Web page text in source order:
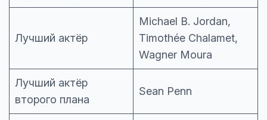
Лучший актёр
Michael B. Jordan,
Timothée Chalamet,
Wagner Moura
Лучший актёр
второго плана
Sean Penn